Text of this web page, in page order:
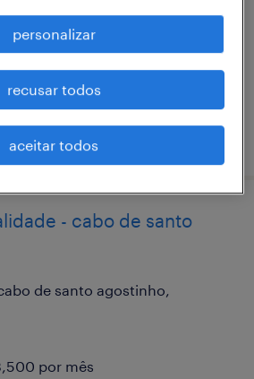
março 2026
- cabo de santo
de santo agostinho,
por mês
personalizar
recusar todos
aceitar todos